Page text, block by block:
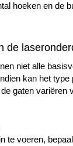
hoeken en de
de
niet alle
kan het type
gaten variëren
te voeren,